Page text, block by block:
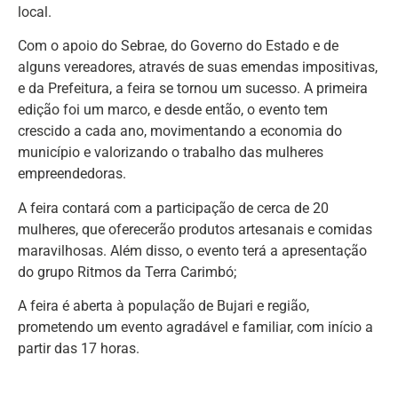
local.
Com o apoio do Sebrae, do Governo do Estado e de
alguns vereadores, através de suas emendas impositivas,
e da Prefeitura, a feira se tornou um sucesso. A primeira
edição foi um marco, e desde então, o evento tem
crescido a cada ano, movimentando a economia do
município e valorizando o trabalho das mulheres
empreendedoras.
A feira contará com a participação de cerca de 20
mulheres, que oferecerão produtos artesanais e comidas
maravilhosas. Além disso, o evento terá a apresentação
do grupo Ritmos da Terra Carimbó;
A feira é aberta à população de Bujari e região,
prometendo um evento agradável e familiar, com início a
partir das 17 horas.